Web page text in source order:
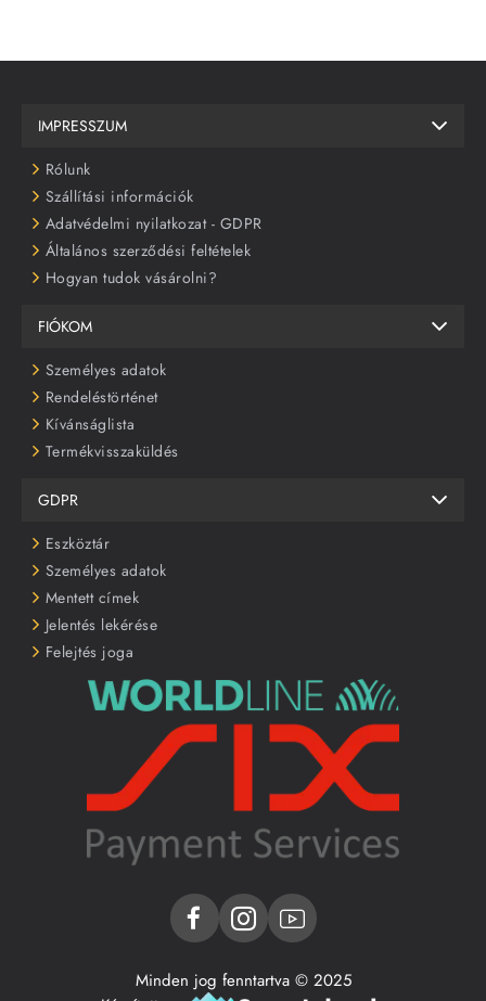
IMPRESSZUM
Rólunk
Szállítási információk
Adatvédelmi nyilatkozat - GDPR
Általános szerződési feltételek
Hogyan tudok vásárolni?
FIÓKOM
Személyes adatok
Rendeléstörténet
Kívánságlista
Termékvisszaküldés
GDPR
Eszköztár
Személyes adatok
Mentett címek
Jelentés lekérése
Felejtés joga
Minden jog fenntartva © 2025